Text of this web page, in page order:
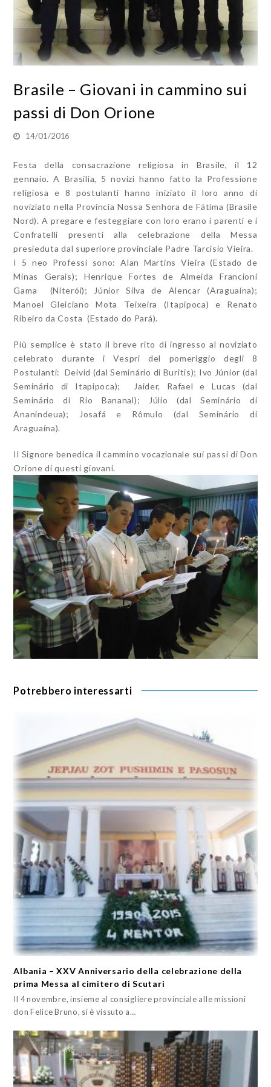
Brasile – Giovani in cammino sui
passi di Don Orione
14/01/2016
Festa della consacrazione religiosa in Brasile, il 12
gennaio. A Brasilia, 5 novizi hanno fatto la Professione
religiosa e 8 postulanti hanno iniziato il loro anno di
noviziato nella Província Nossa Senhora de Fátima (Brasile
Nord). A pregare e festeggiare con loro erano i parenti e i
Confratelli presenti alla celebrazione della Messa
presieduta dal superiore provinciale Padre Tarcisio Vieira.
I 5 neo Professi sono: Alan Martins Vieira (Estado de
Minas Gerais); Henrique Fortes de Almeida Francioni
Gama (Niterói); Júnior Silva de Alencar (Araguaína);
Manoel Gleiciano Mota Teixeira (Itapipoca) e Renato
Ribeiro da Costa (Estado do Pará).
Più semplice è stato il breve rito di ingresso al noviziato
celebrato durante i Vespri del pomeriggio degli 8
Postulanti: Deivid (dal Seminário di Buritis); Ivo Júnior (dal
Seminário di Itapipoca); Jaider, Rafael e Lucas (dal
Seminário di Rio Bananal); Júlio (dal Seminário di
Ananindeua); Josafá e Rômulo (dal Seminário di
Araguaína).
Il Signore benedica il cammino vocazionale sui passi di Don
Orione di questi giovani.
Potrebbero interessarti
Albania – XXV Anniversario della celebrazione della
prima Messa al cimitero di Scutari
Il 4 novembre, insieme al consigliere provinciale alle missioni
don Felice Bruno, si è vissuto a…